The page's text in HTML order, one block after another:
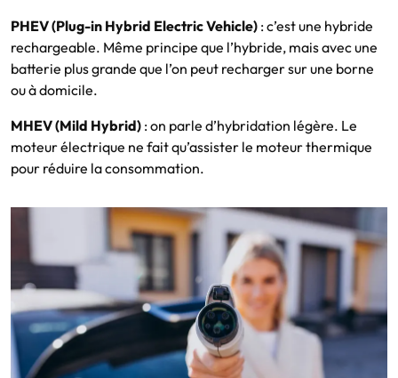
PHEV (Plug-in Hybrid Electric Vehicle) : c’est une hybride
rechargeable. Même principe que l’hybride, mais avec une
batterie plus grande que l’on peut recharger sur une borne
ou à domicile.
MHEV (Mild Hybrid) : on parle d’hybridation légère. Le
moteur électrique ne fait qu’assister le moteur thermique
pour réduire la consommation.